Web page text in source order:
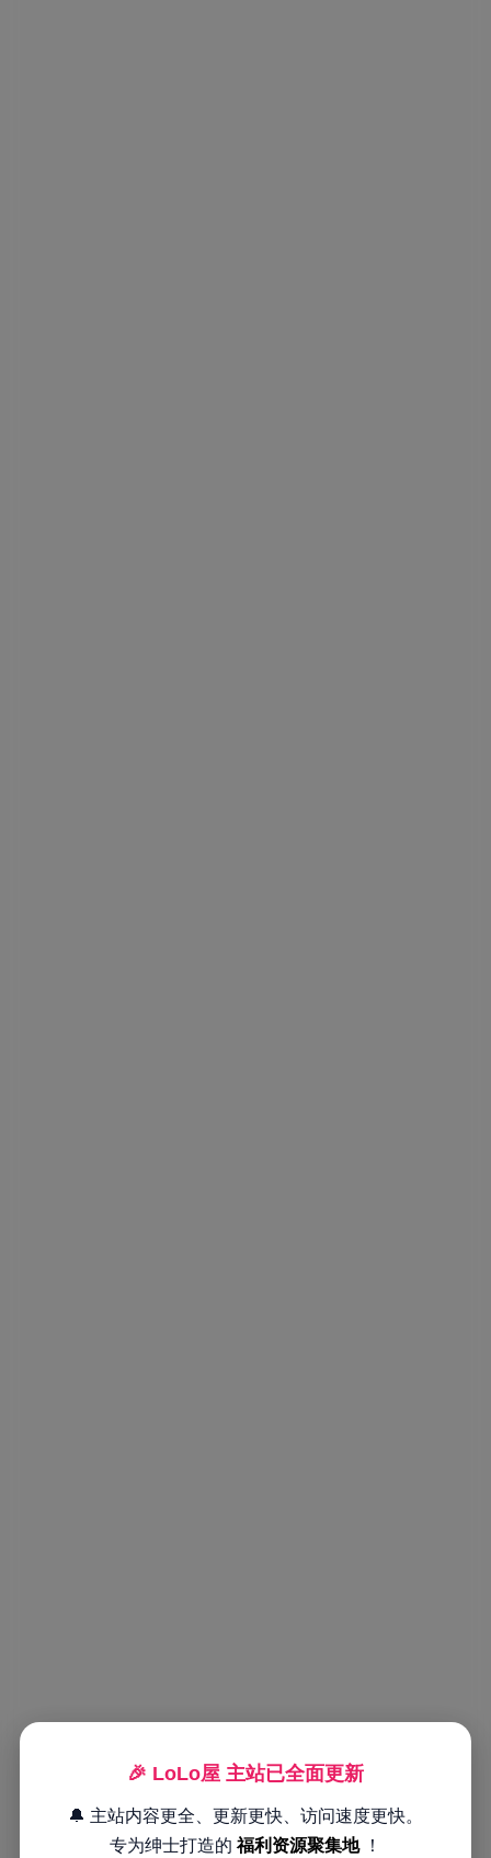
🎉 LoLo屋 主站已全面更新
🔔 主站内容更全、更新更快、访问速度更快。
专为绅士打造的福利资源聚集地 ！